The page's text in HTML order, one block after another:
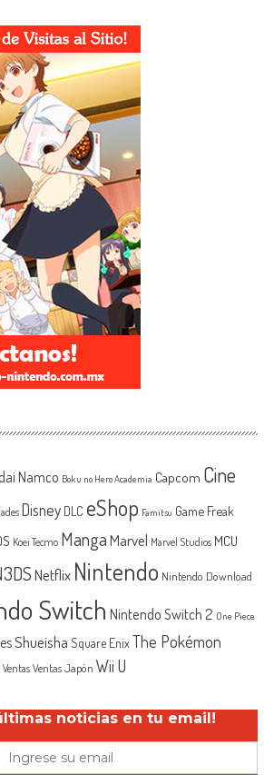
Namco Boku no Hero Academia Capcom Cine
Disney DLC eShop Famitsu Game Freak
Koei Tecmo MangaMarvel Marvel Studios MCU
Netflix Nintendo Nintendo Download
Switch Nintendo Switch 2 One Piece
Shueisha Square EnixThe Pokémon
Ventas Ventas Japón Wii U
noticias en tu email!